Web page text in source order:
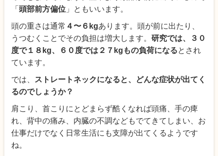
「頭部前方偏位 」ともいいます。
頭の重さは通常 ４〜６kgあります。頭が前に出たり、
うつむくことでその負担は増大します。研究では、３０
度で１８kg、６０度では２７kgもの負荷になるとされ
ています。
では、
ストレートネックになると、どんな症状が出てく
るのでしょうか？
肩こり、首こりにとどまらず酷くなれば頭痛、手の痺
れ、背中の痛み、内臓の不調などもでてきてしまい、お
仕事だけでなく日常生活にも支障が出てくるようです
ね。